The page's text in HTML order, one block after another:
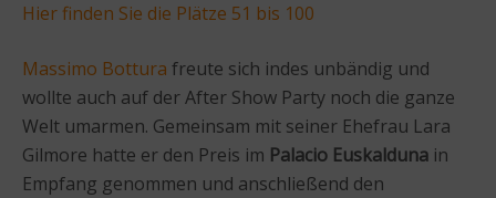
Hier finden Sie die Plätze 51 bis 100
Massimo Bottura freute sich indes unbändig und
wollte auch auf der After Show Party noch die ganze
Welt umarmen. Gemeinsam mit seiner Ehefrau Lara
Gilmore hatte er den Preis im Palacio Euskalduna in
Empfang genommen und anschließend den